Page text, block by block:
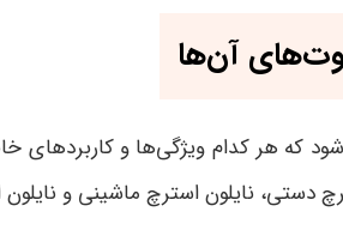
آن‌ها
که هر کدام ویژگی‌ها و
دستی، نایلون استرچ ماشینی و